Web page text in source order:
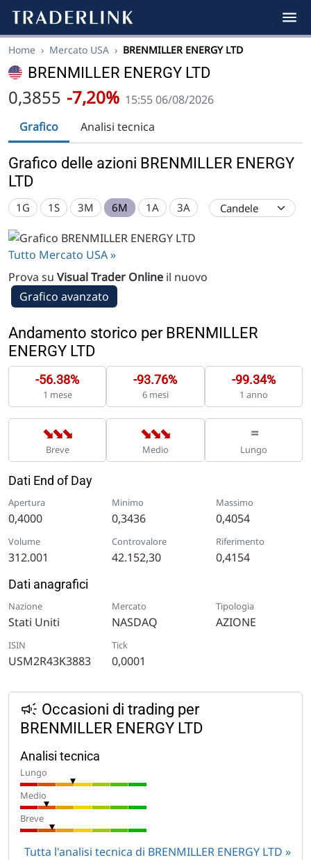
Home › Mercato USA › BRENMILLER ENERGY LTD
BRENMILLER ENERGY LTD
0,3855 -7,20% 15:55 06/08/2026
Grafico
Analisi tecnica
Grafico delle azioni BRENMILLER ENERGY
LTD
1G 1S 3M 6M 1A 3A
Tutto Mercato USA »
Prova su Visual Trader Online il nuovo
Grafico avanzato
Andamento storico per BRENMILLER
ENERGY LTD
-56.38%
1 mese
-93.76%
6 mesi
-99.34%
1 anno
➡
➡
➡
Breve
➡
➡
➡
Medio
=
Lungo
Dati End of Day
Apertura
0,4000
Minimo
0,3436
Massimo
0,4054
Volume
312.001
Controvalore
42.152,30
Riferimento
0,4154
Dati anagrafici
Nazione
Stati Uniti
Mercato
NASDAQ
Tipologia
AZIONE
ISIN
USM2R43K3883
Tick
0,0001
Occasioni di trading per
BRENMILLER ENERGY LTD
Analisi tecnica
Lungo
Medio
Breve
Tutta l'analisi tecnica di BRENMILLER ENERGY LTD